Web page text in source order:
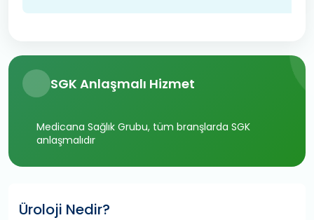
SGK Anlaşmalı Hizmet
Medicana Sağlık Grubu, tüm branşlarda SGK
anlaşmalıdır
Üroloji Nedir?